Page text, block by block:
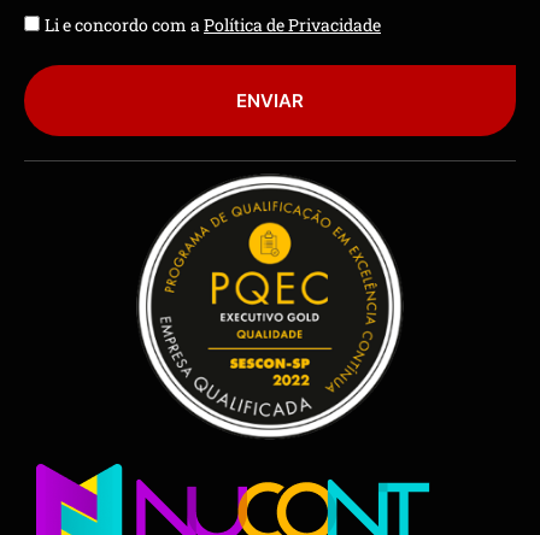
Li e concordo com aPolítica de Privacidade
ENVIAR